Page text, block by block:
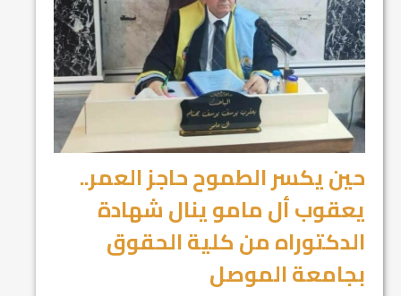
حين يكسر الطموح حاجز العمر..
يعقوب أل مامو ينال شهادة
الدكتوراه من كلية الحقوق
بجامعة الموصل